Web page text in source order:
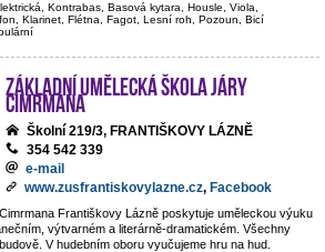
Kontrabas, Basová kytara, Housle, Viola,
Klarinet, Flétna, Fagot, Lesní roh, Pozoun, Bicí
Základní umělecká škola Járy
Cimrmana
Školní 219/3, FRANTIŠKOVY LÁZNĚ
354 542 339
e-mail
www.zusfrantiskovylazne.cz, Facebook
Františkovy Lázně poskytuje uměleckou výuku
výtvarném a literárně-dramatickém. Všechny
V hudebním oboru vyučujeme hru na hud.